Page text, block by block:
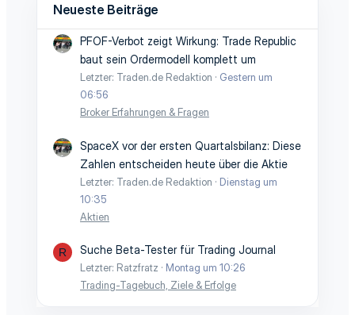
Neueste Beiträge
PFOF-Verbot zeigt Wirkung: Trade Republic
baut sein Ordermodell komplett um
Letzter: Traden.de Redaktion
Gestern um
06:56
Broker Erfahrungen & Fragen
SpaceX vor der ersten Quartalsbilanz: Diese
Zahlen entscheiden heute über die Aktie
Letzter: Traden.de Redaktion
Dienstag um
10:35
Aktien
R Suche Beta-Tester für Trading Journal
Letzter: Ratzfratz
Montag um 10:26
Trading-Tagebuch, Ziele & Erfolge